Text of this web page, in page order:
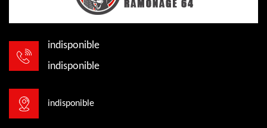
indisponible
indisponible
indisponible